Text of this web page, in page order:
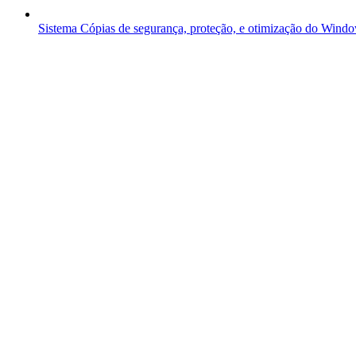
Sistema Cópias de segurança, proteção, e otimização do